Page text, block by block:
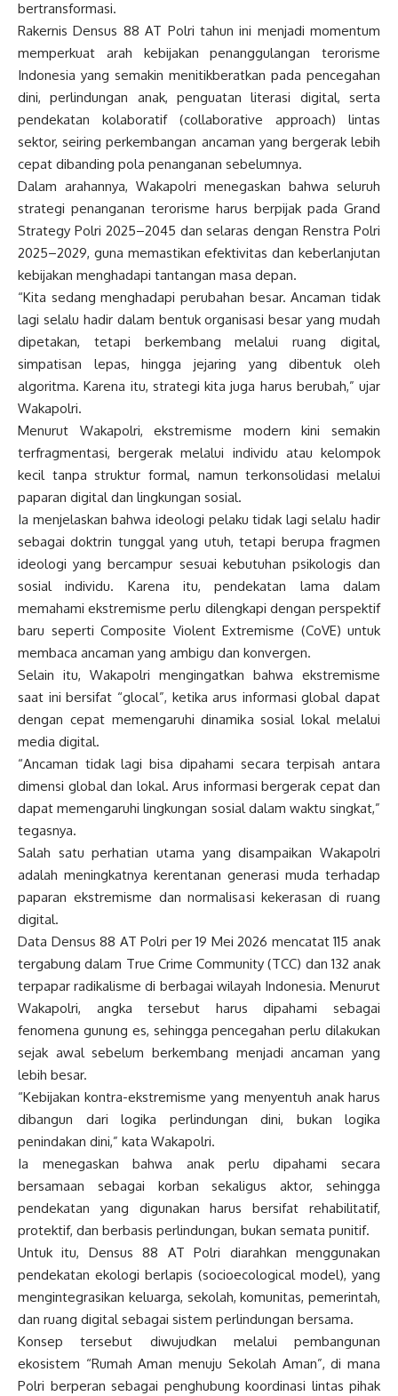
bertransformasi.
Rakernis Densus 88 AT Polri tahun ini menjadi momentum
memperkuat arah kebijakan penanggulangan terorisme
Indonesia yang semakin menitikberatkan pada pencegahan
dini, perlindungan anak, penguatan literasi digital, serta
pendekatan kolaboratif (collaborative approach) lintas
sektor, seiring perkembangan ancaman yang bergerak lebih
cepat dibanding pola penanganan sebelumnya.
Dalam arahannya, Wakapolri menegaskan bahwa seluruh
strategi penanganan terorisme harus berpijak pada Grand
Strategy Polri 2025–2045 dan selaras dengan Renstra Polri
2025–2029, guna memastikan efektivitas dan keberlanjutan
kebijakan menghadapi tantangan masa depan.
“Kita sedang menghadapi perubahan besar. Ancaman tidak
lagi selalu hadir dalam bentuk organisasi besar yang mudah
dipetakan, tetapi berkembang melalui ruang digital,
simpatisan lepas, hingga jejaring yang dibentuk oleh
algoritma. Karena itu, strategi kita juga harus berubah,” ujar
Wakapolri.
Menurut Wakapolri, ekstremisme modern kini semakin
terfragmentasi, bergerak melalui individu atau kelompok
kecil tanpa struktur formal, namun terkonsolidasi melalui
paparan digital dan lingkungan sosial.
Ia menjelaskan bahwa ideologi pelaku tidak lagi selalu hadir
sebagai doktrin tunggal yang utuh, tetapi berupa fragmen
ideologi yang bercampur sesuai kebutuhan psikologis dan
sosial individu. Karena itu, pendekatan lama dalam
memahami ekstremisme perlu dilengkapi dengan perspektif
baru seperti Composite Violent Extremisme (CoVE) untuk
membaca ancaman yang ambigu dan konvergen.
Selain itu, Wakapolri mengingatkan bahwa ekstremisme
saat ini bersifat “glocal”, ketika arus informasi global dapat
dengan cepat memengaruhi dinamika sosial lokal melalui
media digital.
“Ancaman tidak lagi bisa dipahami secara terpisah antara
dimensi global dan lokal. Arus informasi bergerak cepat dan
dapat memengaruhi lingkungan sosial dalam waktu singkat,”
tegasnya.
Salah satu perhatian utama yang disampaikan Wakapolri
adalah meningkatnya kerentanan generasi muda terhadap
paparan ekstremisme dan normalisasi kekerasan di ruang
digital.
Data Densus 88 AT Polri per 19 Mei 2026 mencatat 115 anak
tergabung dalam True Crime Community (TCC) dan 132 anak
terpapar radikalisme di berbagai wilayah Indonesia. Menurut
Wakapolri, angka tersebut harus dipahami sebagai
fenomena gunung es, sehingga pencegahan perlu dilakukan
sejak awal sebelum berkembang menjadi ancaman yang
lebih besar.
“Kebijakan kontra-ekstremisme yang menyentuh anak harus
dibangun dari logika perlindungan dini, bukan logika
penindakan dini,” kata Wakapolri.
Ia menegaskan bahwa anak perlu dipahami secara
bersamaan sebagai korban sekaligus aktor, sehingga
pendekatan yang digunakan harus bersifat rehabilitatif,
protektif, dan berbasis perlindungan, bukan semata punitif.
Untuk itu, Densus 88 AT Polri diarahkan menggunakan
pendekatan ekologi berlapis (socioecological model), yang
mengintegrasikan keluarga, sekolah, komunitas, pemerintah,
dan ruang digital sebagai sistem perlindungan bersama.
Konsep tersebut diwujudkan melalui pembangunan
ekosistem “Rumah Aman menuju Sekolah Aman”, di mana
Polri berperan sebagai penghubung koordinasi lintas pihak